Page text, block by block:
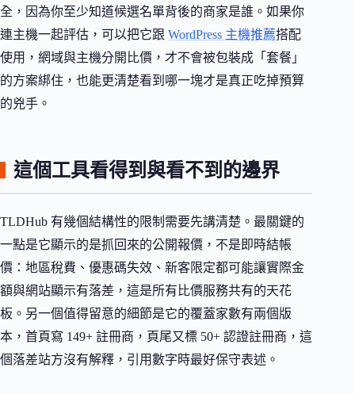
全，因為你至少知道候選名單背後的商家是誰。如果你
連主機一起評估，可以把它跟 WordPress 主機推薦搭配
使用，網域與主機分開比價，才不會被包裝成「套餐」
的方案綁住，也能更清楚看到哪一塊才是真正吃掉預算
的兇手。
這個工具看得到與看不到的邊界
TLDHub 有幾個結構性的限制需要先講清楚。最關鍵的
一點是它顯示的是抓回來的公開報價，不是即時結帳
價：地區稅費、優惠碼失效、新客限定都可能讓實際金
額與網站顯示有落差，這是所有比價服務共有的天花
板。另一個值得留意的細節是它的覆蓋家數有兩個版
本，首頁寫 149+ 註冊商，頁尾又標 50+ 認證註冊商，這
個落差站方沒有解釋，引用數字時最好保守表述。